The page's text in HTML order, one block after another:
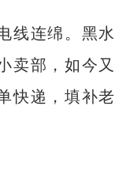
线连绵。黑水
卖部，如今又
快递，填补老